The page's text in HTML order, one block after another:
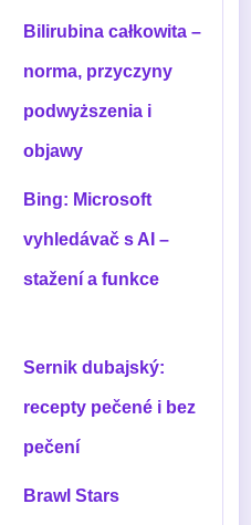
Bilirubina całkowita –
norma, przyczyny
podwyższenia i
objawy
Bing: Microsoft
vyhledávač s AI –
stažení a funkce
Sernik dubajský:
recepty pečené i bez
pečení
Brawl Stars